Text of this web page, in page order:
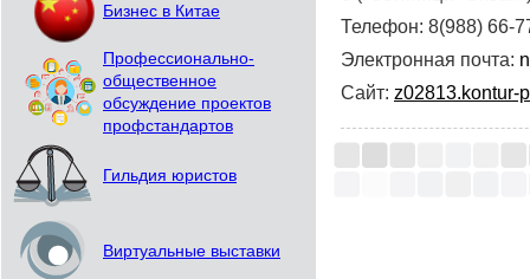
Бизнес в Китае
Профессионально-
общественное
обсуждение проектов
профстандартов
Гильдия юристов
Виртуальные выставки
Телефон: 8(988) 66-
Электронная почта:
Сайт: z02813.kontur-